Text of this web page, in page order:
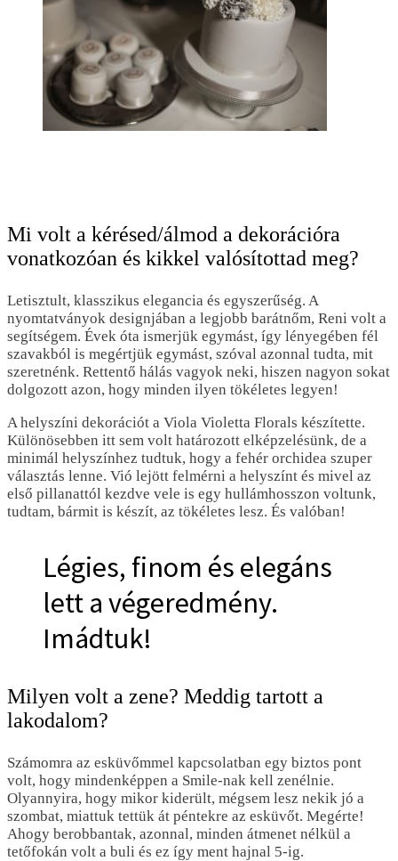
Mi volt a kérésed/álmod a dekorációra
vonatkozóan és kikkel valósítottad meg?
Letisztult, klasszikus elegancia és egyszerűség. A
nyomtatványok designjában a legjobb barátnőm, Reni volt a
segítségem. Évek óta ismerjük egymást, így lényegében fél
szavakból is megértjük egymást, szóval azonnal tudta, mit
szeretnénk. Rettentő hálás vagyok neki, hiszen nagyon sokat
dolgozott azon, hogy minden ilyen tökéletes legyen!
A helyszíni dekorációt a Viola Violetta Florals készítette.
Különösebben itt sem volt határozott elképzelésünk, de a
minimál helyszínhez tudtuk, hogy a fehér orchidea szuper
választás lenne. Vió lejött felmérni a helyszínt és mivel az
első pillanattól kezdve vele is egy hullámhosszon voltunk,
tudtam, bármit is készít, az tökéletes lesz. És valóban!
Légies, finom és elegáns
lett a végeredmény.
Imádtuk!
Milyen volt a zene? Meddig tartott a
lakodalom?
Számomra az esküvőmmel kapcsolatban egy biztos pont
volt, hogy mindenképpen a Smile-nak kell zenélnie.
Olyannyira, hogy mikor kiderült, mégsem lesz nekik jó a
szombat, miattuk tettük át péntekre az esküvőt. Megérte!
Ahogy berobbantak, azonnal, minden átmenet nélkül a
tetőfokán volt a buli és ez így ment hajnal 5-ig.